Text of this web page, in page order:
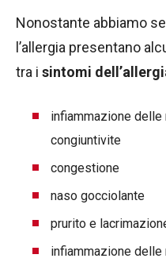
Nonostante abbiamo
l’allergia presentano
tra i sintomi
infiammazione
congiuntivite
congestione
naso gocciolante
prurito e
infiammazione delle